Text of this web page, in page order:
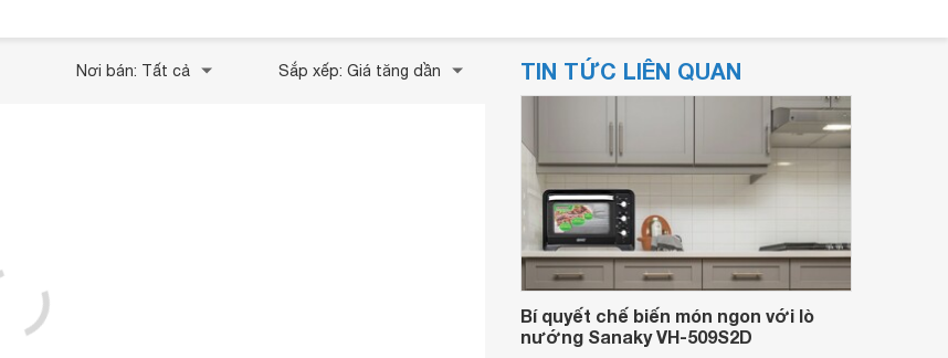
Nơi bán: Tất cả Sắp xếp: Giá tăng dần TIN TỨC LIÊN QUAN
Bí quyết chế biến món ngon với lò
nướng Sanaky VH-509S2D